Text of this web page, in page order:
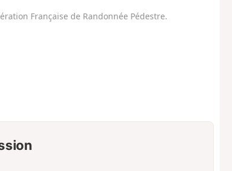
Française de Randonnée Pédestre.